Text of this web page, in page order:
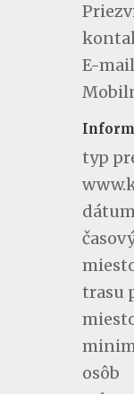
E-
typ
trasu
osôb